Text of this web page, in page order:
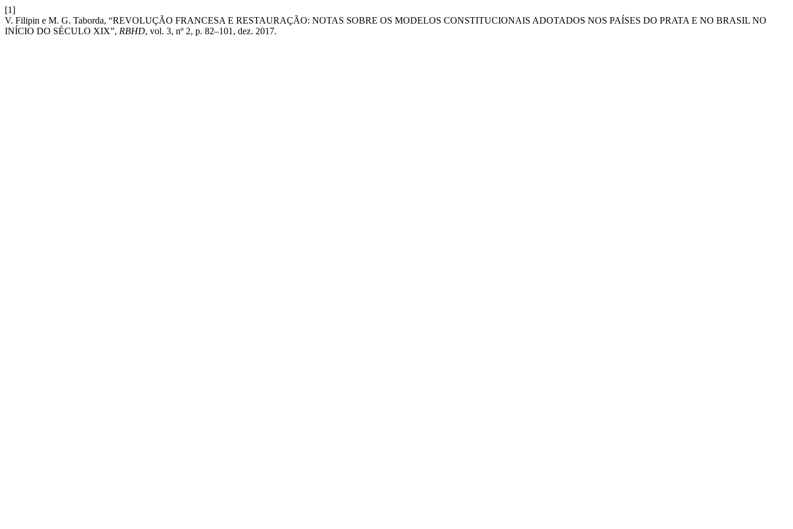
[1]
V. Filipin e M. G. Taborda, “REVOLUÇÃO FRANCESA E RESTAURAÇÃO: NOTAS SOBRE OS MODELOS CONSTITUCIONAIS ADOTADOS NOS PAÍSES DO PRATA E NO BRASIL NO
INÍCIO DO SÉCULO XIX”, RBHD, vol. 3, nº 2, p. 82–101, dez. 2017.